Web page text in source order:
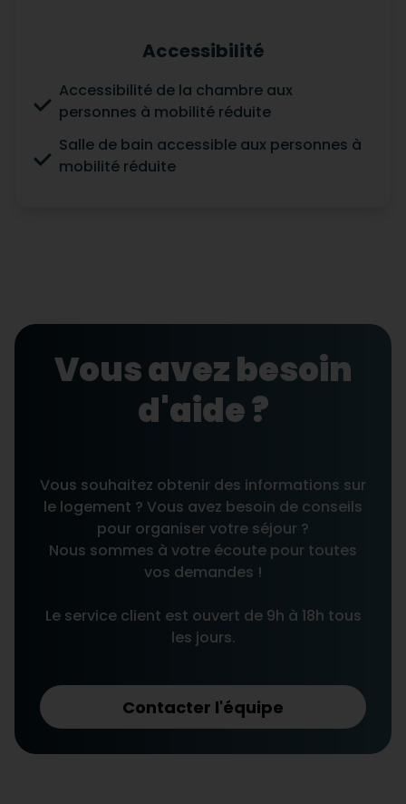
Accessibilité
Accessibilité de la chambre aux
personnes à mobilité réduite
Salle de bain accessible aux personnes à
mobilité réduite
Vous avez besoin
d'aide ?
Vous souhaitez obtenir des informations sur
le logement ? Vous avez besoin de conseils
pour organiser votre séjour ?
Nous sommes à votre écoute pour toutes
vos demandes !
Le service client est ouvert de 9h à 18h tous
les jours.
Contacter l'équipe